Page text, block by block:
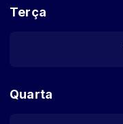
Terça
Quarta